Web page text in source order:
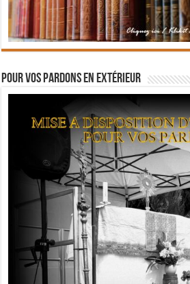
Pour vos pardons en extérieur